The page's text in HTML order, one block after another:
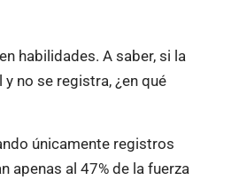
habilidades. A saber, si la
no se registra, ¿en qué
únicamente registros
apenas al 47% de la fuerza